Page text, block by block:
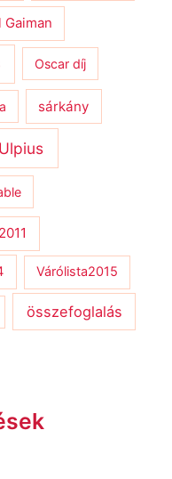
Gaiman
Oscar díj
sárkány
Ulpius
Várólista2015
összefoglalás